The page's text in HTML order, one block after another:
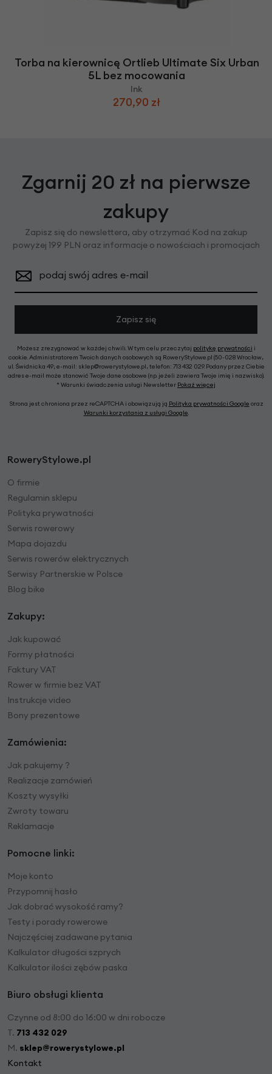
Torba na kierownicę Ortlieb Ultimate Six Urban
5L bez mocowania
Ink
270,90 zł
Zgarnij 20 zł na pierwsze
zakupy
Zapisz się do newslettera, aby otrzymać Kod na zakup
powyżej 199 PLN oraz informacje o nowościach i promocjach
podaj swój adres e-mail
Zapisz się
Możesz zrezygnować w każdej chwili. W tym celu przeczytaj politykę prywatności i
cookie. Administratorem Twoich danych osobowych są RoweryStylowe.pl (50-028 Wrocław,
ul. Świdnicka 49; e-mail: sklep@rowerystylowe.pl, telefon: 713 432 029. Podany przez Ciebie
adres e-mail może stanowić Twoje dane osobowe (np. jeżeli zawiera Twoje imię i nazwisko).
* Warunki świadczenia usługi Newsletter Pokaż więcej
Strona jest chroniona przez reCAPTCHA i obowiązują ją Polityka prywatności Google oraz
Warunki korzystania z usługi Google.
RoweryStylowe.pl
O firmie
Regulamin sklepu
Polityka prywatności
Serwis rowerowy
Mapa dojazdu
Serwis rowerów elektrycznych
Serwisy Partnerskie w Polsce
Blog bike
Zakupy:
Jak kupować
Formy płatności
Faktury VAT
Rower w firmie bez VAT
Instrukcje video
Bony prezentowe
Zamówienia:
Jak pakujemy ?
Realizacje zamówień
Koszty wysyłki
Zwroty towaru
Reklamacje
Pomocne linki:
Moje konto
Przypomnij hasło
Jak dobrać wysokość ramy?
Testy i porady rowerowe
Najczęściej zadawane pytania
Kalkulator długości szprych
Kalkulator ilości zębów paska
Biuro obsługi klienta
Czynne od 8:00 do 16:00 w dni robocze
T. 713 432 029
M. sklep@rowerystylowe.pl
Kontakt